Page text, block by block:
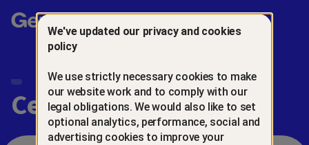
Gen™
Centro de privacidad
We've updated our privacy and cookies
policy
We use strictly necessary cookies to make
our website work and to comply with our
legal obligations. We would also like to set
optional analytics, performance, social and
advertising cookies to improve your